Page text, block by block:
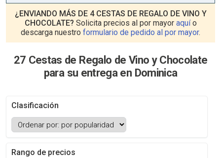
¿ENVIANDO MÁS DE 4 CESTAS DE REGALO DE VINO Y
CHOCOLATE? Solicita precios al por mayor aquío
descarga nuestro formulario de pedido al por mayor.
27 Cestas de Regalo de Vino y Chocolate
para su entrega en Dominica
Clasificación
Rango de precios